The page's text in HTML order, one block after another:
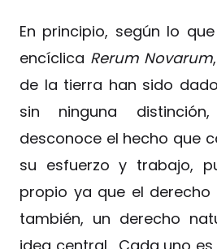
En principio, según lo
encíclica Rerum Novarum
de la tierra han sido
sin ninguna
desconoce el hecho que
su esfuerzo y trabajo,
propio ya que el derecho
también, un derecho